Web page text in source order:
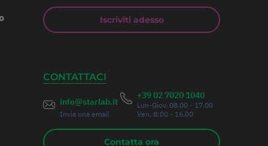
Iscriviti adesso
CONTATTACI
info@starlab.it
Invia una email
+39 02 7020 1040
Lun-Giov. 08.00 - 17.00
Ven. 8:00 - 16.00
Contatta ora